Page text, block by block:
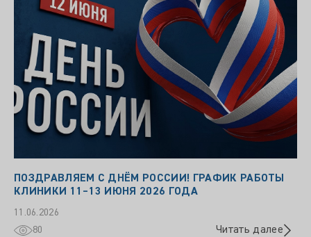
ПОЗДРАВЛЯЕМ С ДНЁМ РОССИИ! ГРАФИК РАБОТЫ
КЛИНИКИ 11–13 ИЮНЯ 2026 ГОДА
11.06.2026
80
Читать далее